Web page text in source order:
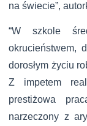
na świecie”,
“W szkole
okrucieństwem,
dorosłym życiu
Z impetem
prestiżowa
narzeczony z